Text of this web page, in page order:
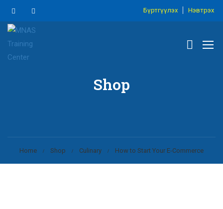
Бүртгүүлэх Нэвтрэх
Home Shop Culinary How to Start Your E-Commerce
Shop